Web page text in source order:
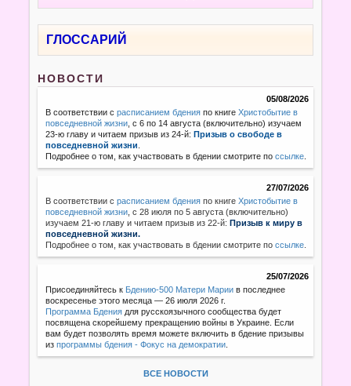
ГЛОССАРИЙ
НОВОСТИ
05/08/2026
В соответствии срасписанием бдения по книгеХристобытие в
повседневной жизни , с 6 по 14 августа (включительно) изучаем
23-ю главу и читаем призыв из 24-й:Призыв о свободе в
повседневной жизни
Подробнее о том, как участвовать в бдении смотрите поссылке
27/07/2026
В соответствии с расписанием бдения по книгеХристобытие в
повседневной жизни с 28 июля по 5 августа (включительно)
изучаем 21-ю главу и читаем призыв из 22-й:Призыв к миру в
повседневной жизни.
Подробнее о том, как участвовать в бдении смотрите поссылке
25/07/2026
Присоединяйтесь к Бдению-500 Матери Марии в последнее
воскресенье этого месяца — 26 июля 2026 г.
Программа Бдения для русскоязычного сообщества будет
посвящена скорейшему прекращению войны в Украине. Если
вам будет позволять время можете включить в бдение призывы
изпрограммы бдения - Фокус на демократии
ВСЕ НОВОСТИ